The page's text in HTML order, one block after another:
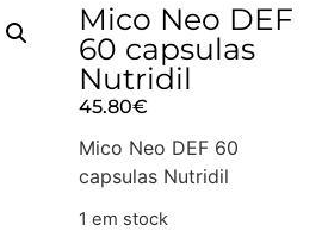
Mico Neo DEF
60 capsulas
Nutridil
45.80€
Mico Neo DEF 60
capsulas Nutridil
1 em stock